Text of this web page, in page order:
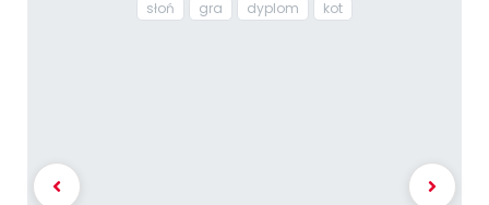
słoń
gra dyplom kot